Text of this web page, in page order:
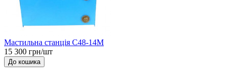
Мастильна станція С48-14М
15 300 грн/шт
До кошика